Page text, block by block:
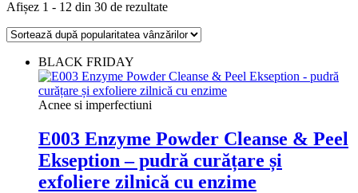
Afișez 1 - 12 din 30 de rezultateSortat
popularitate
BLACK FRIDAY
Acnee si imperfectiuni
E003 Enzyme Powder Cleanse & Peel
Ekseption – pudră curățare și
exfoliere zilnică cu enzime